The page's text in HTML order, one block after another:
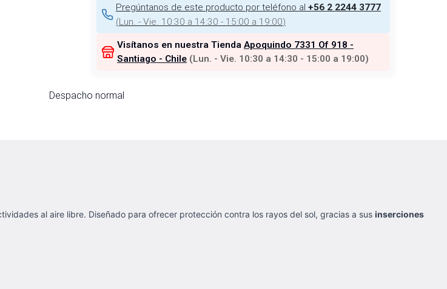
Pregúntanos de este producto por teléfono al +56 2 2244 3777
(Lun. - Vie. 10:30 a 14:30 - 15:00 a 19:00)
Visítanos en nuestra Tienda Apoquindo 7331 Of 918 -
Santiago - Chile (Lun. - Vie. 10:30 a 14:30 - 15:00 a 19:00)
Despacho normal
al aire libre. Diseñado para ofrecer protección contra los rayos del sol, gracias a sus inserciones